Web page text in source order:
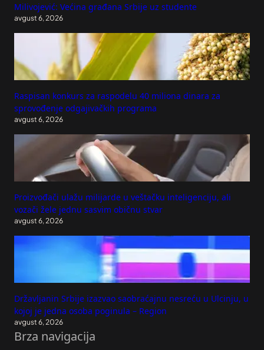
Milivojević: Većina građana Srbije uz studente
avgust 6, 2026
Raspisan konkurs za raspodelu 40 miliona dinara za
sprovođenje odgajivačkih programa
avgust 6, 2026
Proizvođači ulažu milijarde u veštačku inteligenciju, ali
vozači žele jednu sasvim običnu stvar
avgust 6, 2026
Državljanin Srbije izazvao saobraćajnu nesreću u Ulcinju, u
kojoj je jedna osoba poginula – Region
avgust 6, 2026
Brza navigacija